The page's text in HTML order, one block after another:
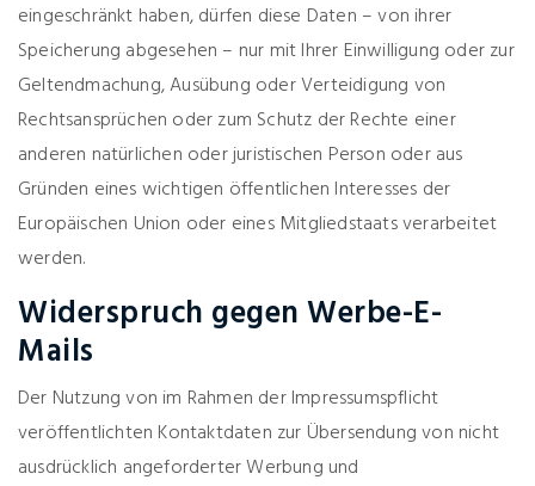
eingeschränkt haben, dürfen diese Daten – von ihrer
Speicherung abgesehen – nur mit Ihrer Einwilligung oder zur
Geltendmachung, Ausübung oder Verteidigung von
Rechtsansprüchen oder zum Schutz der Rechte einer
anderen natürlichen oder juristischen Person oder aus
Gründen eines wichtigen öffentlichen Interesses der
Europäischen Union oder eines Mitgliedstaats verarbeitet
werden.
Widerspruch gegen Werbe-E-
Mails
Der Nutzung von im Rahmen der Impressumspflicht
veröffentlichten Kontaktdaten zur Übersendung von nicht
ausdrücklich angeforderter Werbung und